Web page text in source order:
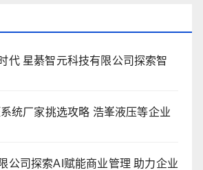
代 星綦智元科技有限公司探索智
统厂家挑选攻略 浩峯液压等企业
公司探索AI赋能商业管理 助力企业